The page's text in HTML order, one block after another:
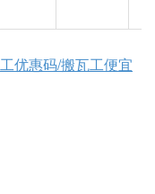
优惠码/搬瓦工便宜